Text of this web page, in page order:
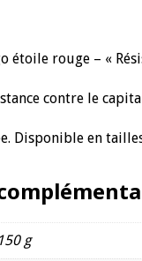
étoile rouge – «
contre le
Disponible en tailles
150 g